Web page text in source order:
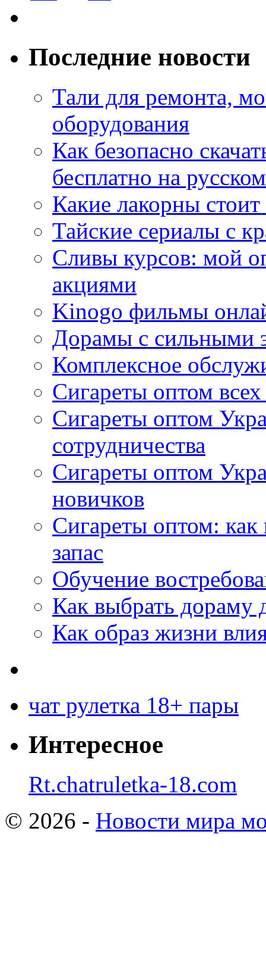
Последние новости
Тали для ремонта,
оборудования
Как безопасно
бесплатно на
Какие лакорны
Тайские сериалы с
Сливы курсов: мой
акциями
Kinogo фильмы
Дорамы с сильными
Комплексное
Сигареты оптом
Сигареты оптом
сотрудничества
Сигареты оптом
новичков
Сигареты оптом:
запас
Обучение
Как выбрать дораму
Как образ жизни
чат рулетка 18+ пары
Интересное
Rt.chatruletka-18.com
© 2026 - Новости мира